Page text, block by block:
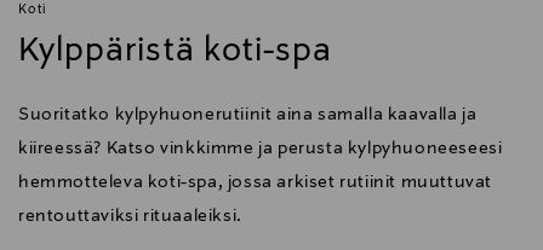
Koti
Kylppäristä koti-spa
Suoritatko kylpyhuonerutiinit aina samalla kaavalla ja
kiireessä? Katso vinkkimme ja perusta kylpyhuoneeseesi
hemmotteleva koti-spa, jossa arkiset rutiinit muuttuvat
rentouttaviksi rituaaleiksi.